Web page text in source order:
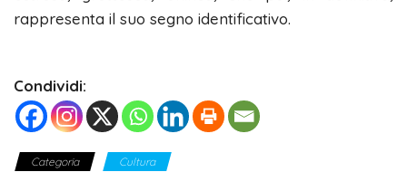
rappresenta il suo segno identificativo.
Condividi:
Categoria Cultura